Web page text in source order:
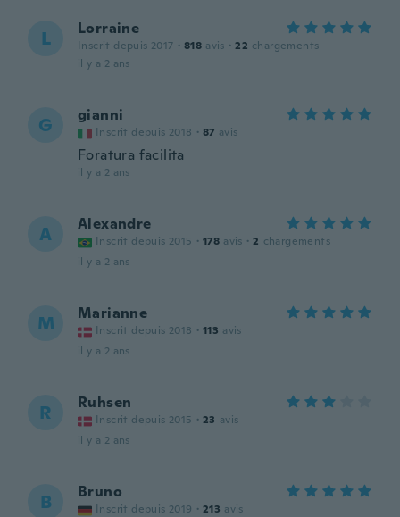
L Lorraine
Inscrit depuis 2017 · 818 avis · 22 chargements
il y a 2 ans
G gianni
Inscrit depuis 2018 · 87 avis
Foratura facilita
il y a 2 ans
A Alexandre
Inscrit depuis 2015 · 178 avis · 2 chargements
il y a 2 ans
M Marianne
Inscrit depuis 2018 · 113 avis
il y a 2 ans
R Ruhsen
Inscrit depuis 2015 · 23 avis
il y a 2 ans
B Bruno
Inscrit depuis 2019 · 213 avis